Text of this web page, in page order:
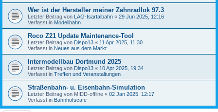
Wer ist der Hersteller meiner Zahnradlok 97.3
Letzter Beitrag von LAG-Isartalbahn « 29 Jun 2025, 12:16
Verfasst in Modellbahn
Roco Z21 Update Maintenance-Tool
Letzter Beitrag von Dispo13 « 11 Apr 2025, 11:30
Verfasst in Neues aus dem Markt
Intermodellbau Dortmund 2025
Letzter Beitrag von Dispo13 « 10 Apr 2025, 19:34
Verfasst in Treffen und Veranstaltungen
Straßenbahn- u. Eisenbahn-Simulation
Letzter Beitrag von MIDD-offline « 02 Jan 2025, 12:17
Verfasst in Bahnhofscafe